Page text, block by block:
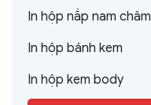
In hộp nắp nam châm
In hộp bánh kem
In hộp kem body